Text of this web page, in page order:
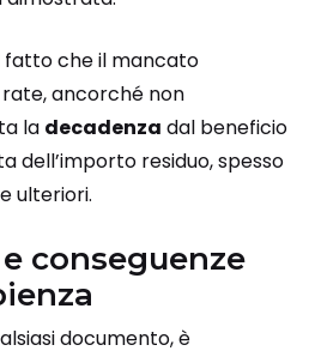
fatto che il mancato
ancorché non
la decadenza dal beneficio
dell’importo residuo, spesso
ulteriori.
conseguenze
documento, è